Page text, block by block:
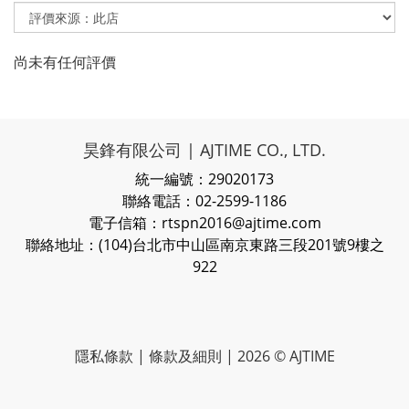
尚未有任何評價
昊鋒有限公司 | AJTIME CO., LTD.
統一編號：29020173
聯絡電話：02-2599-1186
電子信箱：rtspn2016@ajtime.com
聯絡地址：(104)台北市中山區南京東路三段201號9樓之
922
隱私條款 | 條款及細則 | 2026 © AJTIME